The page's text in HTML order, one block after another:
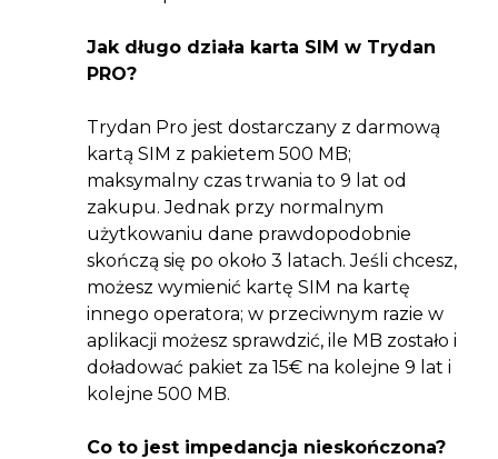
Jak długo działa karta SIM w Trydan
PRO?
Trydan Pro jest dostarczany z darmową
kartą SIM z pakietem 500 MB;
maksymalny czas trwania to 9 lat od
zakupu. Jednak przy normalnym
użytkowaniu dane prawdopodobnie
skończą się po około 3 latach. Jeśli chcesz,
możesz wymienić kartę SIM na kartę
innego operatora; w przeciwnym razie w
aplikacji możesz sprawdzić, ile MB zostało i
doładować pakiet za 15€ na kolejne 9 lat i
kolejne 500 MB.
Co to jest impedancja nieskończona?